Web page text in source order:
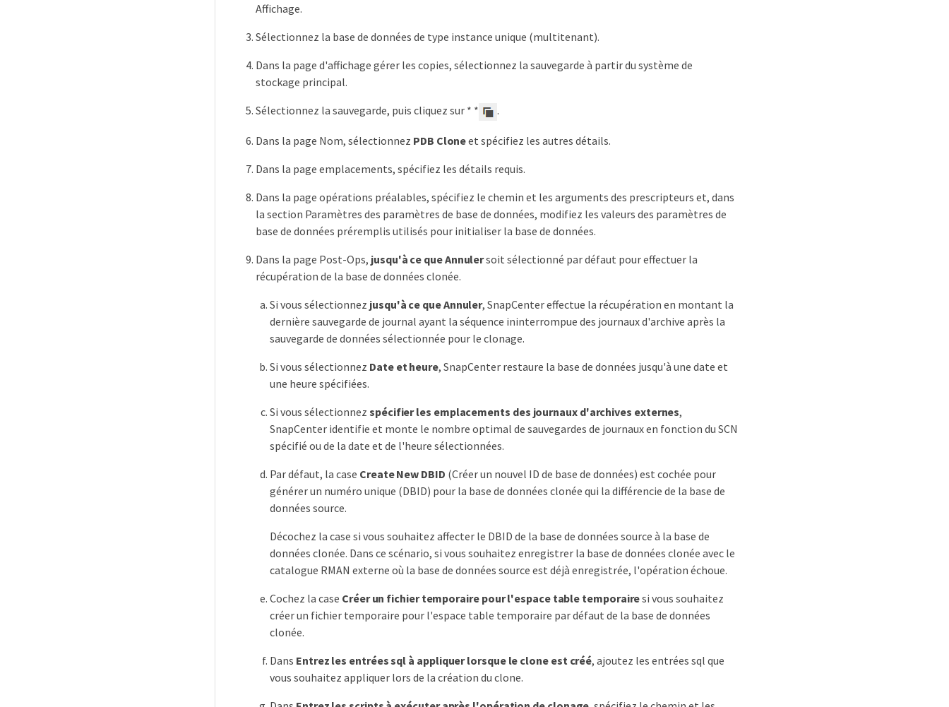
Affichage.
Sélectionnez la base de données de type instance unique (multitenant).
Dans la page d'affichage gérer les copies, sélectionnez la sauvegarde à partir du système de
stockage principal.
Sélectionnez la sauvegarde, puis cliquez sur * *
.
Dans la page Nom, sélectionnez PDB Cloneet spécifiez les autres détails.
Dans la page emplacements, spécifiez les détails requis.
Dans la page opérations préalables, spécifiez le chemin et les arguments des prescripteurs et, dans
la section Paramètres des paramètres de base de données, modifiez les valeurs des paramètres de
base de données préremplis utilisés pour initialiser la base de données.
Dans la page Post-Ops, jusqu'à ce que Annulersoit sélectionné par défaut pour effectuer la
récupération de la base de données clonée.
Si vous sélectionnez jusqu'à ce que Annuler, SnapCenter effectue la récupération en montant la
dernière sauvegarde de journal ayant la séquence ininterrompue des journaux d'archive après la
sauvegarde de données sélectionnée pour le clonage.
Si vous sélectionnez Date et heure, SnapCenter restaure la base de données jusqu'à une date et
une heure spécifiées.
Si vous sélectionnez spécifier les emplacements des journaux d'archives externes,
SnapCenter identifie et monte le nombre optimal de sauvegardes de journaux en fonction du SCN
spécifié ou de la date et de l'heure sélectionnées.
Par défaut, la case Create New DBID (Créer un nouvel ID de base de données) est cochée pour
générer un numéro unique (DBID) pour la base de données clonée qui la différencie de la base de
données source.
Décochez la case si vous souhaitez affecter le DBID de la base de données source à la base de
données clonée. Dans ce scénario, si vous souhaitez enregistrer la base de données clonée avec le
catalogue RMAN externe où la base de données source est déjà enregistrée, l'opération échoue.
Cochez la case Créer un fichier temporaire pour l'espace table temporairesi vous souhaitez
créer un fichier temporaire pour l'espace table temporaire par défaut de la base de données
clonée.
Dans Entrez les entrées sql à appliquer lorsque le clone est créé, ajoutez les entrées sql que
vous souhaitez appliquer lors de la création du clone.